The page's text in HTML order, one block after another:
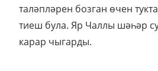
таләпләрен бозган өчен
тиеш була. Яр Чаллы шәһәр
карар чыгарды.